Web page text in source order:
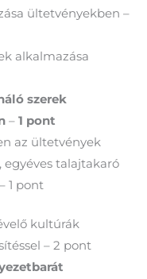
ültetvényekben –
alkalmazása
szerek
– 1 pont
az ültetvények
egyéves talajtakaró
1 pont
kultúrák
– 2 pont